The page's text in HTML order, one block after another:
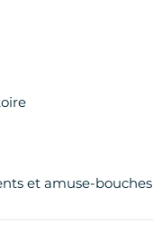
et amuse-bouches